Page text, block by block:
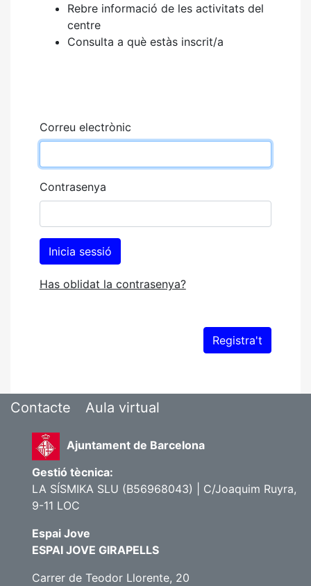
Rebre informació de les activitats del
centre
Consulta a què estàs inscrit/a
Correu electrònic
Contrasenya
Has oblidat la contrasenya?
Contacte Aula virtual
Ajuntament de Barcelona
Gestió tècnica:
LA SÍSMIKA SLU (B56968043) | C/Joaquim Ruyra,
9-11 LOC
Espai Jove
ESPAI JOVE GIRAPELLS
Carrer de Teodor Llorente, 20